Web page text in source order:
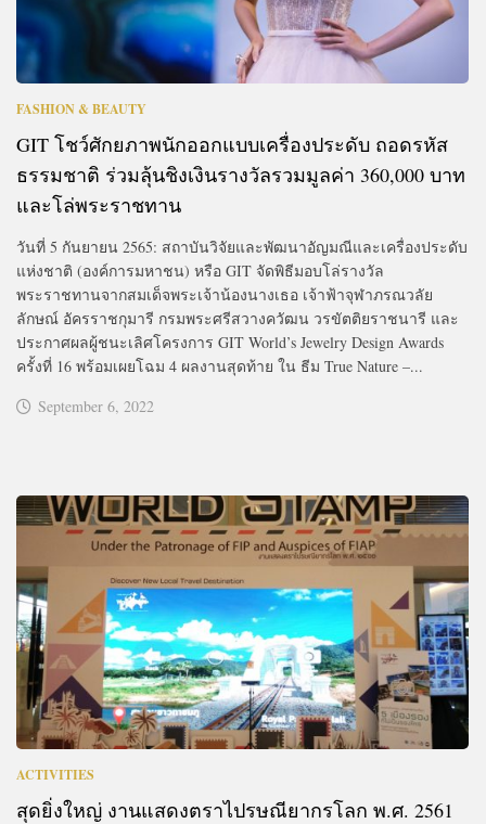
FASHION & BEAUTY
GIT โชว์ศักยภาพนักออกแบบเครื่องประดับ ถอดรหัส
ธรรมชาติ ร่วมลุ้นชิงเงินรางวัลรวมมูลค่า 360,000 บาท
และโล่พระราชทาน
วันที่ 5 กันยายน 2565: สถาบันวิจัยและพัฒนาอัญมณีและเครื่องประดับ
แห่งชาติ (องค์การมหาชน) หรือ GIT จัดพิธีมอบโล่รางวัล
พระราชทานจากสมเด็จพระเจ้าน้องนางเธอ เจ้าฟ้าจุฬาภรณวลัย
ลักษณ์ อัครราชกุมารี กรมพระศรีสวางควัฒน วรขัตติยราชนารี และ
ประกาศผลผู้ชนะเลิศโครงการ GIT World’s Jewelry Design Awards
ครั้งที่ 16 พร้อมเผยโฉม 4 ผลงานสุดท้าย ใน ธีม True Nature –...
September 6, 2022
ACTIVITIES
สุดยิ่งใหญ่ งานแสดงตราไปรษณียากรโลก พ.ศ. 2561